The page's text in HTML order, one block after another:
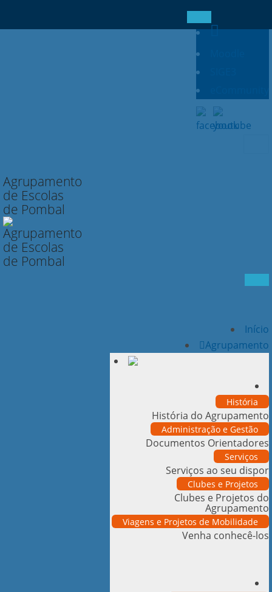
Agrupamento
de Escolas
de Pombal
Início
Agrupamento
História
História do Agrupamento
Administração e Gestão
Documentos Orientadores
Serviços
Serviços ao seu dispor
Clubes e Projetos
Clubes e Projetos do
Agrupamento
Viagens e Projetos de Mobilidade
Venha conhecê-los